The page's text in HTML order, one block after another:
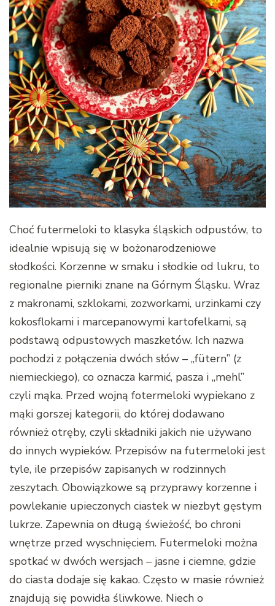
Choć futermeloki to klasyka śląskich odpustów, to
idealnie wpisują się w bożonarodzeniowe
słodkości. Korzenne w smaku i słodkie od lukru, to
regionalne pierniki znane na Górnym Śląsku. Wraz
z makronami, szklokami, zozworkami, urzinkami czy
kokosflokami i marcepanowymi kartofelkami, są
podstawą odpustowych maszketów. Ich nazwa
pochodzi z połączenia dwóch słów – „fütern” (z
niemieckiego), co oznacza karmić, pasza i „mehl”
czyli mąka. Przed wojną fotermeloki wypiekano z
mąki gorszej kategorii, do której dodawano
również otręby, czyli składniki jakich nie używano
do innych wypieków. Przepisów na futermeloki jest
tyle, ile przepisów zapisanych w rodzinnych
zeszytach. Obowiązkowe są przyprawy korzenne i
powlekanie upieczonych ciastek w niezbyt gęstym
lukrze. Zapewnia on długą świeżość, bo chroni
wnętrze przed wyschnięciem. Futermeloki można
spotkać w dwóch wersjach – jasne i ciemne, gdzie
do ciasta dodaje się kakao. Często w masie również
znajdują się powidła śliwkowe. Niech o